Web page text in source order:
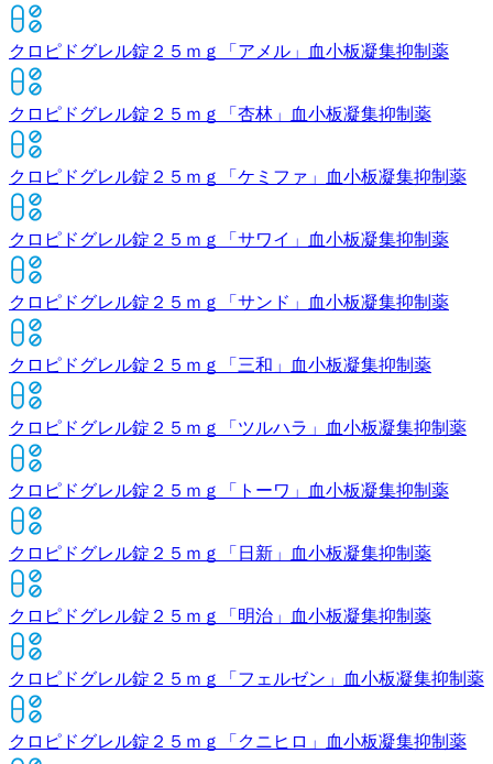
クロピドグレル錠２５ｍｇ「アメル」 血小板凝集抑制薬
クロピドグレル錠２５ｍｇ「杏林」 血小板凝集抑制薬
クロピドグレル錠２５ｍｇ「ケミファ」 血小板凝集抑制薬
クロピドグレル錠２５ｍｇ「サワイ」 血小板凝集抑制薬
クロピドグレル錠２５ｍｇ「サンド」 血小板凝集抑制薬
クロピドグレル錠２５ｍｇ「三和」 血小板凝集抑制薬
クロピドグレル錠２５ｍｇ「ツルハラ」 血小板凝集抑制薬
クロピドグレル錠２５ｍｇ「トーワ」 血小板凝集抑制薬
クロピドグレル錠２５ｍｇ「日新」 血小板凝集抑制薬
クロピドグレル錠２５ｍｇ「明治」 血小板凝集抑制薬
クロピドグレル錠２５ｍｇ「フェルゼン」 血小板凝集抑制薬
クロピドグレル錠２５ｍｇ「クニヒロ」 血小板凝集抑制薬